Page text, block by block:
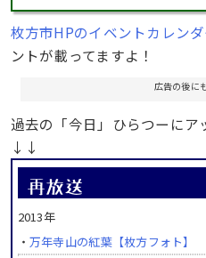
枚方市HPのイベントカレンダ
ントが載ってますよ！
広告の後に
過去の「今日」ひらつーにア
↓↓
2013年
・ 万年寺山の紅葉【枚方フォト】